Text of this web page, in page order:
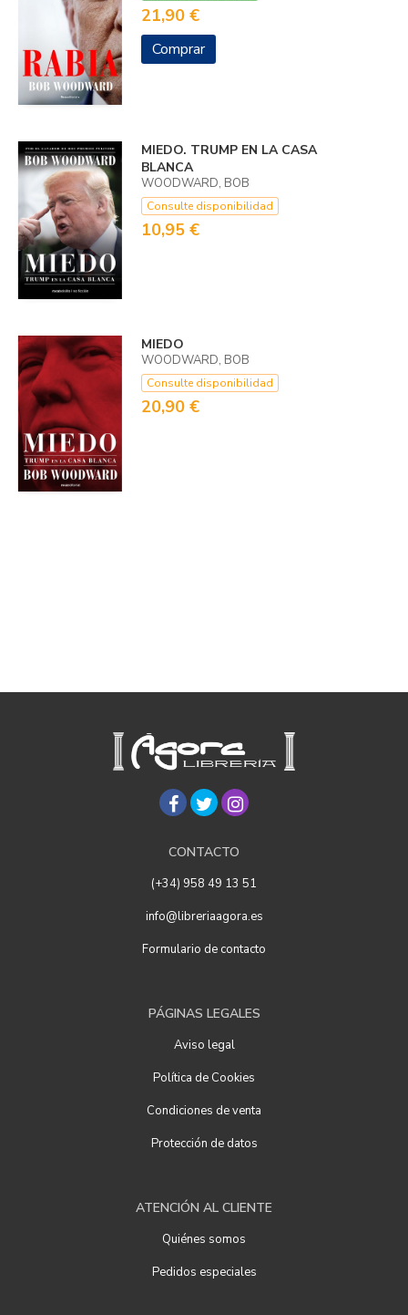
21,90 €
Comprar
MIEDO. TRUMP EN LA CASA
BLANCA
WOODWARD, BOB
Consulte disponibilidad
10,95 €
MIEDO
WOODWARD, BOB
Consulte disponibilidad
20,90 €
CONTACTO
(+34) 958 49 13 51
info@libreriaagora.es
Formulario de contacto
PÁGINAS LEGALES
Aviso legal
Política de Cookies
Condiciones de venta
Protección de datos
ATENCIÓN AL CLIENTE
Quiénes somos
Pedidos especiales